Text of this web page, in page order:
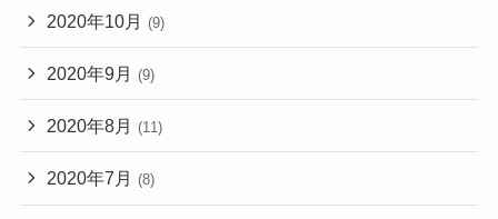
2020年10月 (9)
2020年9月 (9)
2020年8月 (11)
2020年7月 (8)